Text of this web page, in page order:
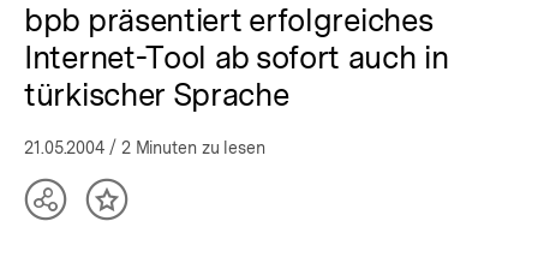
bpb präsentiert erfolgreiches
Internet-Tool ab sofort auch in
türkischer Sprache
21.05.2004 / 2 Minuten zu lesen
TeilenInhalt